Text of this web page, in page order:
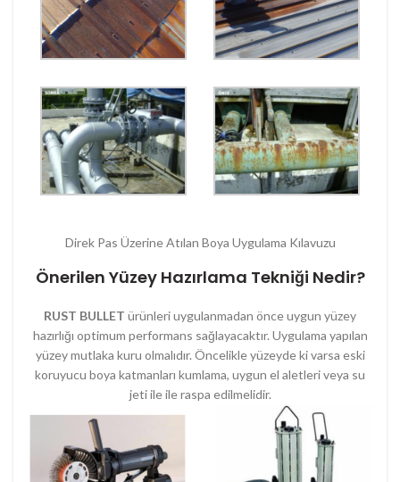
Direk Pas Üzerine Atılan Boya Uygulama Kılavuzu
Önerilen Yüzey Hazırlama Tekniği Nedir?
RUST BULLET ürünleri uygulanmadan önce uygun yüzey
hazırlığı optimum performans sağlayacaktır. Uygulama yapılan
yüzey mutlaka kuru olmalıdır. Öncelikle yüzeyde ki varsa eski
koruyucu boya katmanları kumlama, uygun el aletleri veya su
jeti ile ile raspa edilmelidir.